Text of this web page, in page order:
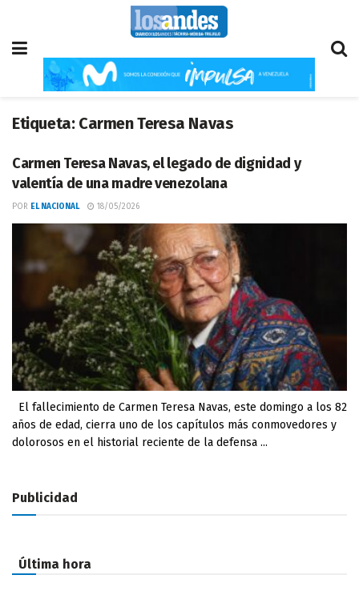
Etiqueta: Carmen Teresa Navas
Carmen Teresa Navas, el legado de dignidad y
valentía de una madre venezolana
POR EL NACIONAL 18/05/2026
El fallecimiento de Carmen Teresa Navas, este domingo a los 82
años de edad, cierra uno de los capítulos más conmovedores y
dolorosos en el historial reciente de la defensa ...
Publicidad
Última hora